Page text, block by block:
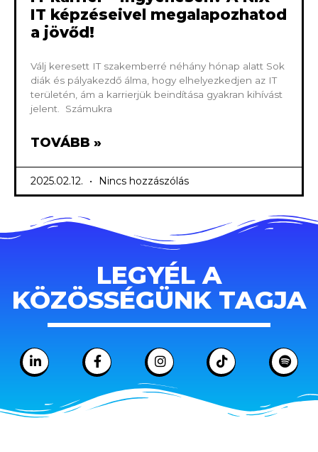
IT képzéseivel megalapozhatod
a jövőd!
Válj keresett IT szakemberré néhány hónap alatt Sok
diák és pályakezdő álma, hogy elhelyezkedjen az IT
területén, ám a karrierjük beindítása gyakran kihívást
jelent. Számukra
TOVÁBB »
2025.02.12. Nincs hozzászólás
LEGYÉL A
KÖZÖSSÉGÜNK TAGJA